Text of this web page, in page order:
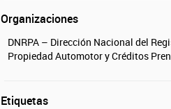
Organizaciones
DNRPA – Dirección Nacional del
Propiedad Automotor y Créditos
Etiquetas